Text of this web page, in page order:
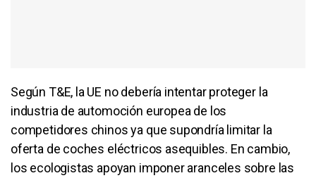
Según T&E, la UE no debería intentar proteger la
industria de automoción europea de los
competidores chinos ya que supondría limitar la
oferta de coches eléctricos asequibles. En cambio,
los ecologistas apoyan imponer aranceles sobre las